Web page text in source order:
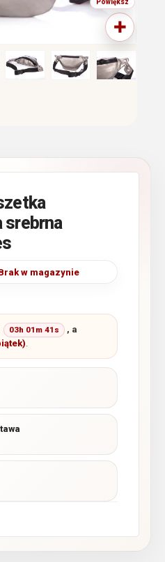
srebrna
w magazynie
03h 01m 40s
, a
.